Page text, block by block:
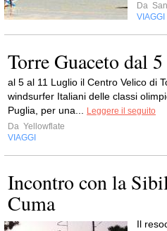
Da
VIAGGI
Torre Guaceto dal
al 5 al 11 Luglio il Centro Velico di
windsurfer Italiani delle classi
Puglia, per una...
Leggere il seguito
Da Yellowflate
VIAGGI
Incontro con la
Cuma
Il